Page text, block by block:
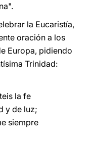
la Eucaristía,
oración a los
Europa, pidiendo
Trinidad:
la fe
y de luz;
siempre